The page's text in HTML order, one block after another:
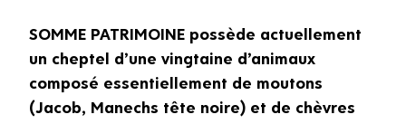
SOMME PATRIMOINE possède actuellement
un cheptel d’une vingtaine d’animaux
composé essentiellement de moutons
(Jacob, Manechs tête noire) et de chèvres